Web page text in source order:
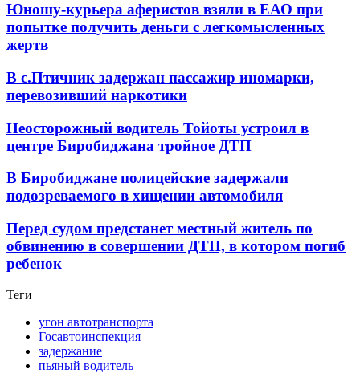
Юношу-курьера аферистов взяли в ЕАО при
попытке получить деньги с легкомысленных
жертв
В с.Птичник задержан пассажир иномарки,
перевозивший наркотики
Неосторожный водитель Тойоты устроил в
центре Биробиджана тройное ДТП
В Биробиджане полицейские задержали
подозреваемого в хищении автомобиля
Перед судом предстанет местный житель по
обвинению в совершении ДТП, в котором погиб
ребенок
Теги
угон автотранспорта
Госавтоинспекция
задержание
пьяный водитель